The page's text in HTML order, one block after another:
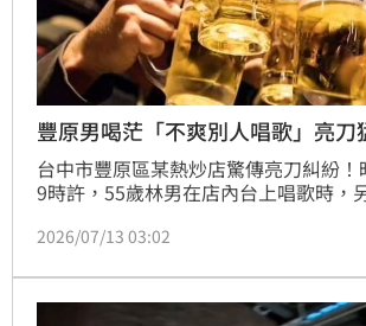
豐原男喝茫「不爽別人唱歌」亮刀
台中市豐原區某熱炒店驚傳亮刀糾紛
9時許，55歲林男在店內台上唱歌時，
激烈拉扯，最終吳男身上的水果刀掉落
持要提告，經警詢後，警方依殺人未
移送法辦。
2026/07/13 03:02